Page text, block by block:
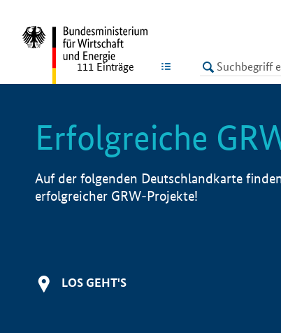
LISTE
111 Einträge
Erfolgreiche
Auf der folgenden Deutschlandkarte
erfolgreicher GRW-Projekte!
LOS GEHT'S